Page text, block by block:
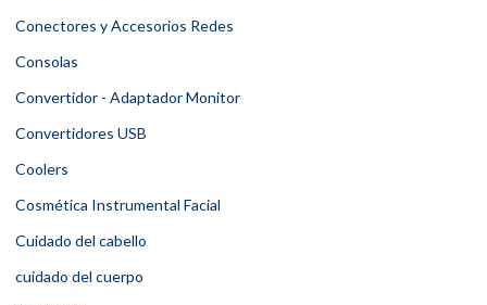
Conectores y Accesorios Redes
Consolas
Convertidor - Adaptador Monitor
Convertidores USB
Coolers
Cosmética Instrumental Facial
Cuidado del cabello
cuidado del cuerpo